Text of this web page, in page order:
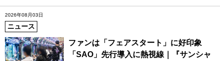
2026年08月03日
ニュース
ファンは「フェアスタート」に好印象
「SAO」先行導入に熱視線｜『サンシャ